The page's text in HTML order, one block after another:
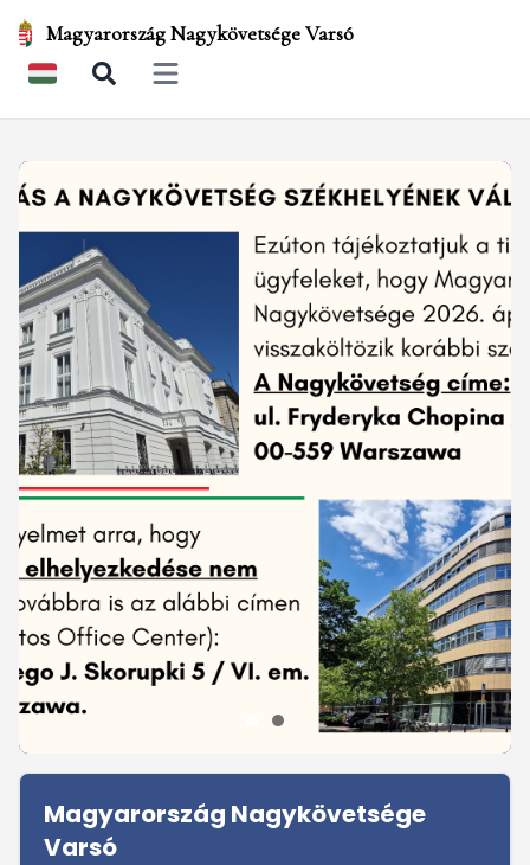
Magyarország Nagykövetsége Varsó
Open main menu
Sidebar
Magyarország Nagykövetsége
Varsó